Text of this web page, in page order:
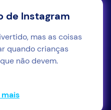
de Instagram
mas as coisas
quando crianças
não devem.